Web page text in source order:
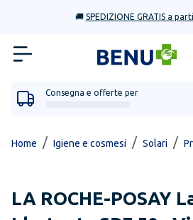
🚚 SPEDIZIONE GRATIS a
Consegna e offerte per
Home / Igiene e cosmesi / Solari /
LA ROCHE-POSAY